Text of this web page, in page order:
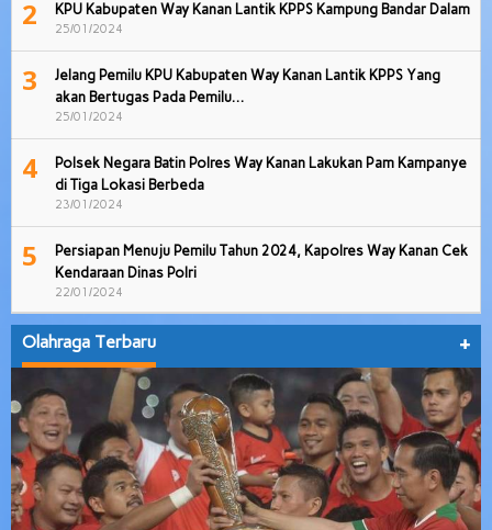
2 KPU Kabupaten Way Kanan Lantik KPPS Kampung Bandar Dalam
25/01/2024
3
Jelang Pemilu KPU Kabupaten Way Kanan Lantik KPPS Yang
akan Bertugas Pada Pemilu…
25/01/2024
4
Polsek Negara Batin Polres Way Kanan Lakukan Pam Kampanye
di Tiga Lokasi Berbeda
23/01/2024
5
Persiapan Menuju Pemilu Tahun 2024, Kapolres Way Kanan Cek
Kendaraan Dinas Polri
22/01/2024
Olahraga Terbaru +